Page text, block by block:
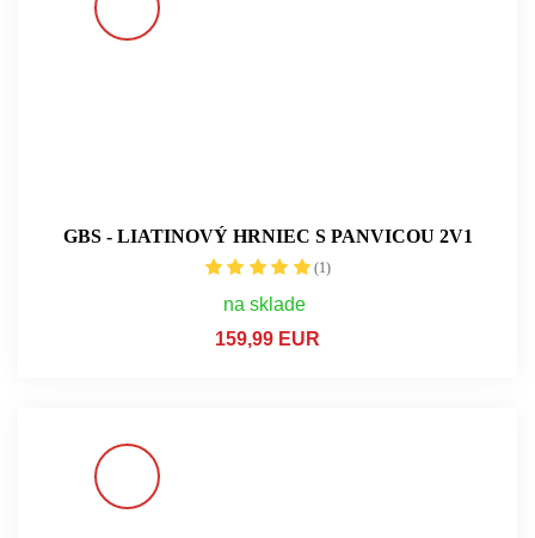
GBS - LIATINOVÝ HRNIEC S PANVICOU 2V1
(1)
na sklade
159,99 EUR